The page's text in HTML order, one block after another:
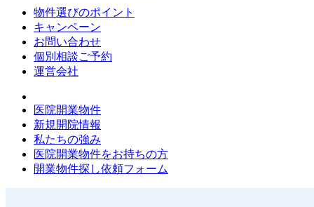
物件選びのポイント
キャンペーン
お問い合わせ
個別相談ご予約
運営会社
医院開業物件
新規開院情報
私たちの強み
医院開業物件をお持ちの方
開業物件探し依頼フォーム